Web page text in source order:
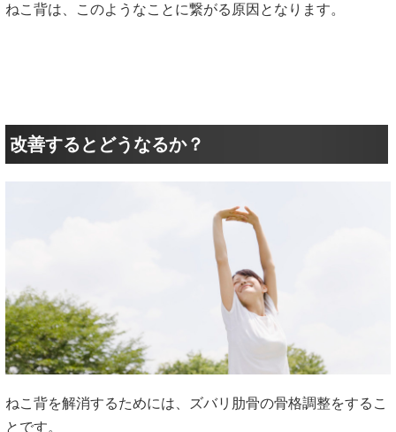
ねこ背は、このようなことに繋がる原因となります。
改善するとどうなるか？
ねこ背を解消するためには、ズバリ肋骨の骨格調整をするこ
とです。